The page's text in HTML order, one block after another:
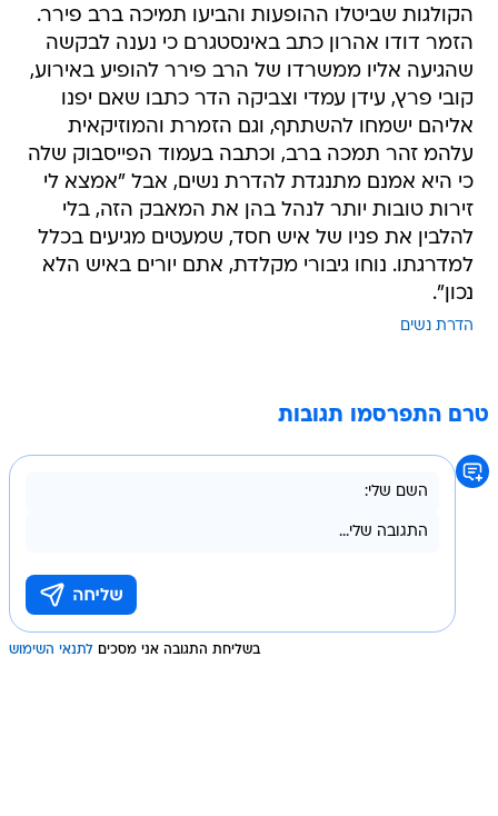
הקולגות שביטלו ההופעות והביעו תמיכה ברב פירר.
הזמר דודו אהרון כתב באינסטגרם כי נענה לבקשה
שהגיעה אליו ממשרדו של הרב פירר להופיע באירוע,
קובי פרץ, עידן עמדי וצביקה הדר כתבו שאם יפנו
אליהם ישמחו להשתתף, וגם הזמרת והמוזיקאית
עלהמ זהר תמכה ברב, וכתבה בעמוד הפייסבוק שלה
כי היא אמנם מתנגדת להדרת נשים, אבל "אמצא לי
זירות טובות יותר לנהל בהן את המאבק הזה, בלי
להלבין את פניו של איש חסד, שמעטים מגיעים בכלל
למדרגתו. נוחו גיבורי מקלדת, אתם יורים באיש הלא
נכון".
הדרת נשים
טרם התפרסמו תגובות
בשליחת התגובה אני מסכים לתנאי השימוש